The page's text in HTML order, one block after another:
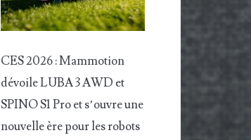
CES 2026 : Mammotion
dévoile LUBA 3 AWD et
SPINO S1 Pro et s’ouvre une
nouvelle ère pour les robots